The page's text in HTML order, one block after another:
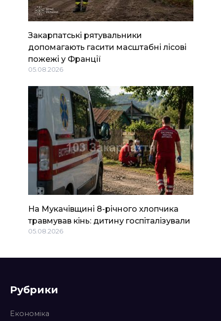
Закарпатські рятувальники
допомагають гасити масштабні лісові
пожежі у Франції
05.08.2026
На Мукачівщині 8-річного хлопчика
травмував кінь: дитину госпіталізували
05.08.2026
Рубрики
Економіка